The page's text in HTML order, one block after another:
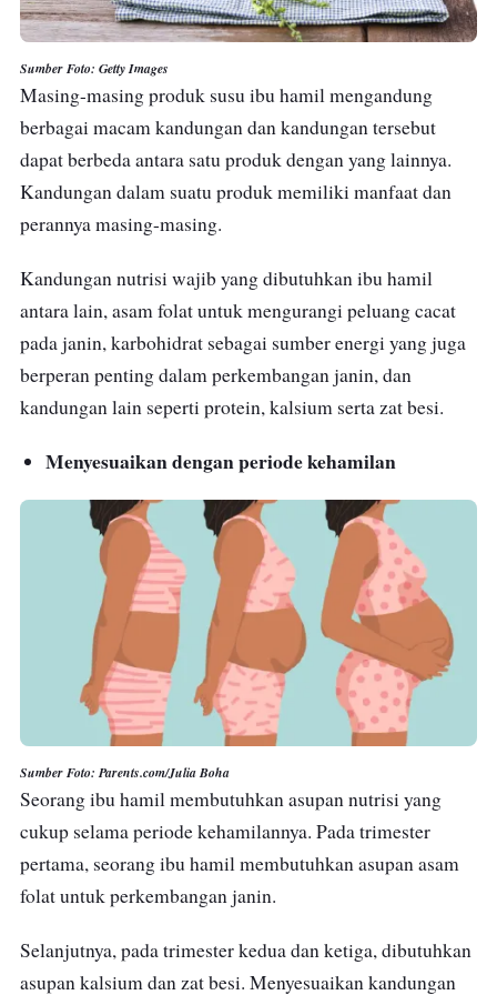
Sumber Foto: Getty Images
Masing-masing produk susu ibu hamil mengandung
berbagai macam kandungan dan kandungan tersebut
dapat berbeda antara satu produk dengan yang lainnya.
Kandungan dalam suatu produk memiliki manfaat dan
perannya masing-masing.
Kandungan nutrisi wajib yang dibutuhkan ibu hamil
antara lain, asam folat untuk mengurangi peluang cacat
pada janin, karbohidrat sebagai sumber energi yang juga
berperan penting dalam perkembangan janin, dan
kandungan lain seperti protein, kalsium serta zat besi.
Menyesuaikan dengan periode kehamilan
Sumber Foto: Parents.com/Julia Boha
Seorang ibu hamil membutuhkan asupan nutrisi yang
cukup selama periode kehamilannya. Pada trimester
pertama, seorang ibu hamil membutuhkan asupan asam
folat untuk perkembangan janin.
Selanjutnya, pada trimester kedua dan ketiga, dibutuhkan
asupan kalsium dan zat besi. Menyesuaikan kandungan